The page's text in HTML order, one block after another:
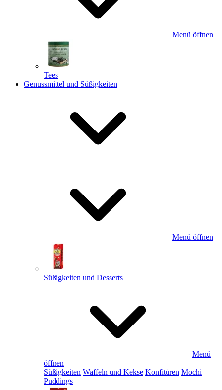
Menü öffnen
Tees
Genussmittel und Süßigkeiten
Menü öffnen
Süßigkeiten und Desserts
Menü
öffnen
Süßigkeiten Waffeln und Kekse Konfitüren Mochi
Puddings